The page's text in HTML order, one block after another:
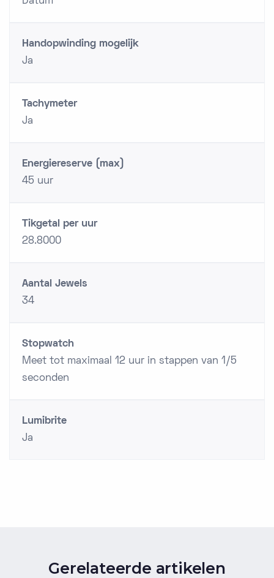
Handopwinding mogelijk
Ja
Tachymeter
Ja
Energiereserve (max)
45 uur
Tikgetal per uur
28.8000
Aantal Jewels
34
Stopwatch
Meet tot maximaal 12 uur in stappen van 1/5
seconden
Lumibrite
Ja
Gerelateerde artikelen